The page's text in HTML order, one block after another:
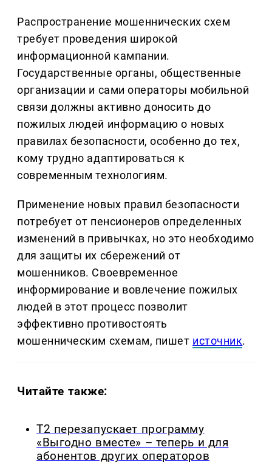
Распространение мошеннических схем
требует проведения широкой
информационной кампании.
Государственные органы, общественные
организации и сами операторы мобильной
связи должны активно доносить до
пожилых людей информацию о новых
правилах безопасности, особенно до тех,
кому трудно адаптироваться к
современным технологиям.
Применение новых правил безопасности
потребует от пенсионеров определенных
изменений в привычках, но это необходимо
для защиты их сбережений от
мошенников. Своевременное
информирование и вовлечение пожилых
людей в этот процесс позволит
эффективно противостоять
мошенническим схемам, пишет источник.
Читайте также:
Т2 перезапускает программу
«Выгодно вместе» – теперь и для
абонентов других операторов